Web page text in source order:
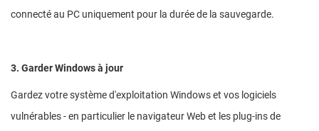
connecté au PC uniquement pour la durée de la sauvegarde.
3. Garder Windows à jour
Gardez votre système d'exploitation Windows et vos logiciels
vulnérables - en particulier le navigateur Web et les plug-ins de